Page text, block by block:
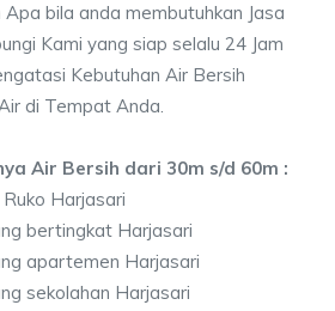
Apa bila anda membutuhkan Jasa
Kami yang siap selalu 24 Jam
Kebutuhan Air Bersih
di Tempat Anda.
Air Bersih dari 30m s/d 60m :
Harjasari
bertingkat Harjasari
apartemen Harjasari
sekolahan Harjasari